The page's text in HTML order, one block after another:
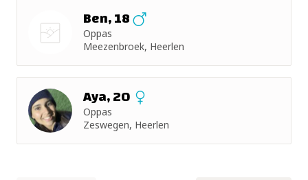
Ben, 18
Oppas
Meezenbroek, Heerlen
Aya, 20
Oppas
Zeswegen, Heerlen